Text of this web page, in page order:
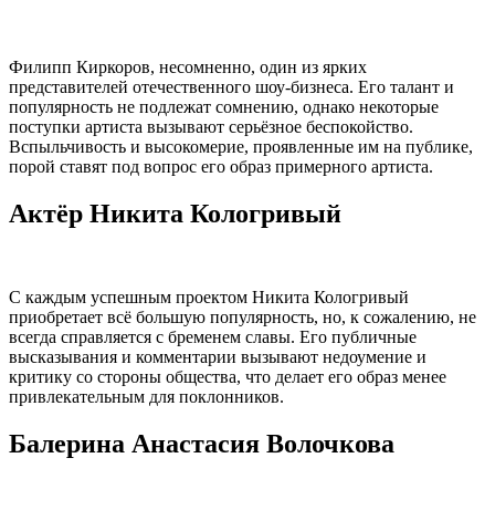
Филипп Киркоров, несомненно, один из ярких
представителей отечественного шоу-бизнеса. Его талант и
популярность не подлежат сомнению, однако некоторые
поступки артиста вызывают серьёзное беспокойство.
Вспыльчивость и высокомерие, проявленные им на публике,
порой ставят под вопрос его образ примерного артиста.
Актёр Никита Кологривый
С каждым успешным проектом Никита Кологривый
приобретает всё большую популярность, но, к сожалению, не
всегда справляется с бременем славы. Его публичные
высказывания и комментарии вызывают недоумение и
критику со стороны общества, что делает его образ менее
привлекательным для поклонников.
Балерина Анастасия Волочкова